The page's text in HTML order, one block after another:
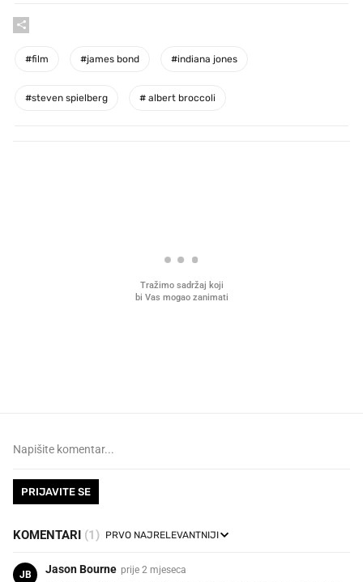
#film #james bond #indiana jones
#steven spielberg # albert broccoli
PRIJAVITE SE
KOMENTARI (1)
JB Jason Bourne prije 2 mjeseca